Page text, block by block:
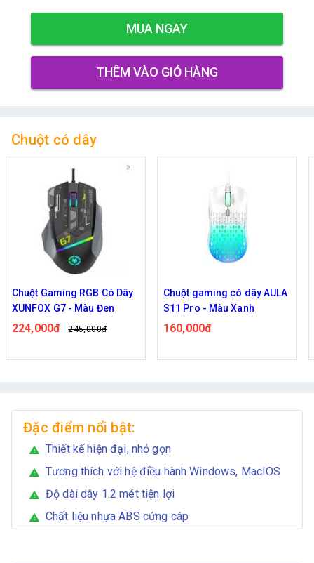
MUA NGAY
THÊM VÀO GIỎ HÀNG
Chuột có dây
Chuột Gaming RGB Có Dây
XUNFOX G7 - Màu Đen
224,000đ 245,000đ
Chuột gaming có dây AULA
S11 Pro - Màu Xanh
160,000đ
Đặc điểm nổi bật:
warning Thiết kế hiện đại, nhỏ gọn
warning Tương thích với hệ điều hành Windows, MacIOS
warning Độ dài dây 1.2 mét tiện lợi
warning Chất liệu nhựa ABS cứng cáp